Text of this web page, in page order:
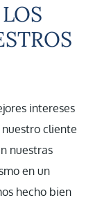
intereses
cliente
nuestras
en un
hecho bien